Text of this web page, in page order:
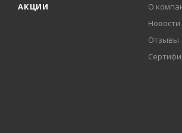
АКЦИИ
О
Новости
Отзывы